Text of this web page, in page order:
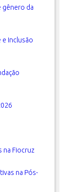
gênero da
e Inclusão
na Fiocruz
na Pós-